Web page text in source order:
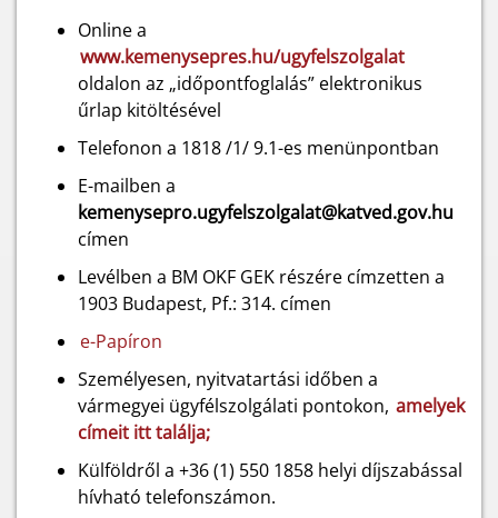
Online a
www.kemenysepres.hu/ugyfelszolgalat
oldalon az „időpontfoglalás” elektronikus
űrlap kitöltésével
Telefonon a 1818 /1/ 9.1-es menünpontban
E-mailben a
kemenysepro.ugyfelszolgalat@katved.gov.hu
címen
Levélben a BM OKF GEK részére címzetten a
1903 Budapest, Pf.: 314. címen
e-Papíron
Személyesen, nyitvatartási időben a
vármegyei ügyfélszolgálati pontokon, amelyek
címeit itt találja;
Külföldről a +36 (1) 550 1858 helyi díjszabással
hívható telefonszámon.